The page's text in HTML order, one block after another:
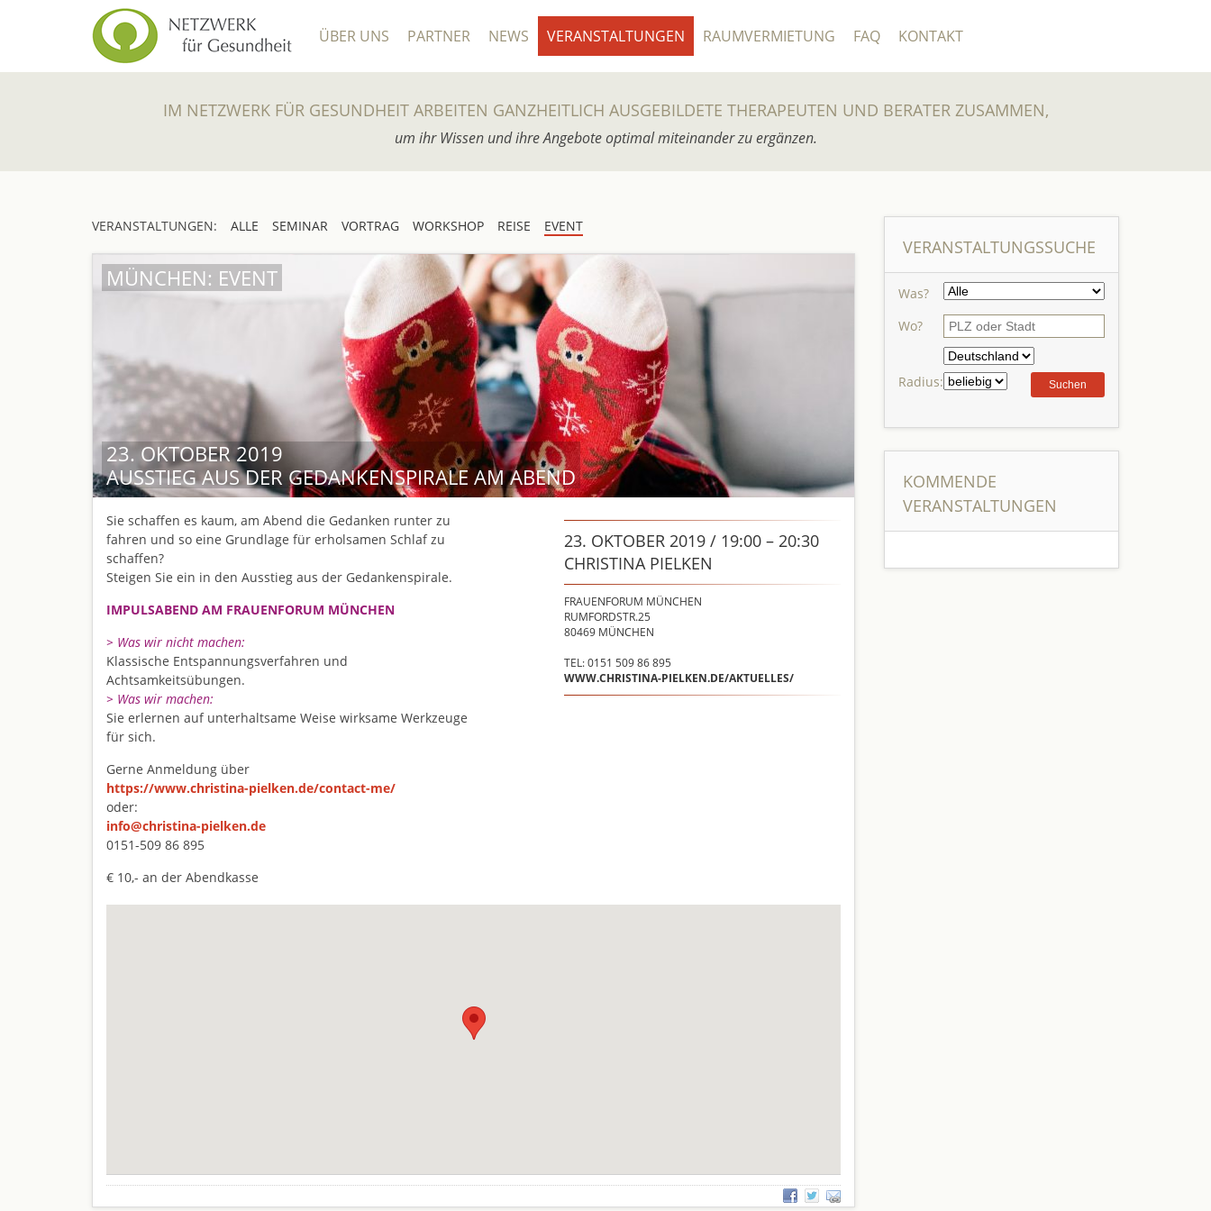
ÜBER UNS PARTNER NEWS VERANSTALTUNGEN RAUMVERMIETUNG FAQ KONTAKT
IM NETZWERK FÜR GESUNDHEIT ARBEITEN GANZHEITLICH AUSGEBILDETE THERAPEUTEN UND BERATER ZUSAMMEN,
um ihr Wissen und ihre Angebote optimal miteinander zu ergänzen.
VERANSTALTUNGEN: ALLE SEMINAR VORTRAG WORKSHOP REISE EVENT
23. OKTOBER 2019
AUSSTIEG AUS DER GEDANKENSPIRALE AM ABEND
MÜNCHEN: EVENT
23. OKTOBER 2019 / 19:00 – 20:30
CHRISTINA PIELKEN
FRAUENFORUM MÜNCHEN
RUMFORDSTR.25
80469 MÜNCHEN
TEL: 0151 509 86 895
WWW.CHRISTINA-PIELKEN.DE/AKTUELLES/
Sie schaffen es kaum, am Abend die Gedanken runter zu
fahren und so eine Grundlage für erholsamen Schlaf zu
schaffen?
Steigen Sie ein in den Ausstieg aus der Gedankenspirale.
IMPULSABEND AM FRAUENFORUM MÜNCHEN
> Was wir nicht machen:
Klassische Entspannungsverfahren und
Achtsamkeitsübungen.
> Was wir machen:
Sie erlernen auf unterhaltsame Weise wirksame Werkzeuge
für sich.
Gerne Anmeldung über
https://www.christina-pielken.de/contact-me/
oder:
info@christina-pielken.de
0151-509 86 895
€ 10,- an der Abendkasse
VERANSTALTUNGSSUCHE
Was?
Wo?
Radius:
KOMMENDE
VERANSTALTUNGEN